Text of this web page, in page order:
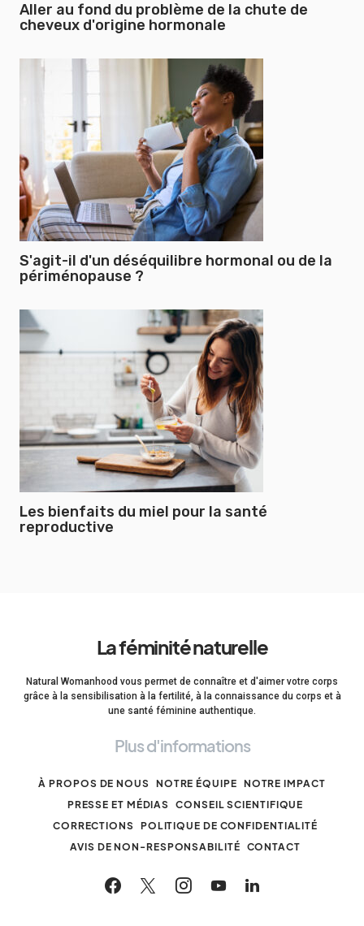
Aller au fond du problème de la chute de
cheveux d'origine hormonale
S'agit-il d'un déséquilibre hormonal ou de la
périménopause ?
Les bienfaits du miel pour la santé
reproductive
La féminité naturelle
Natural Womanhood vous permet de connaître et d'aimer votre corps
grâce à la sensibilisation à la fertilité, à la connaissance du corps et à
une santé féminine authentique.
Plus d'informations
À PROPOS DE NOUS NOTRE ÉQUIPE NOTRE IMPACT
PRESSE ET MÉDIAS
CONSEIL SCIENTIFIQUE
CORRECTIONS POLITIQUE DE CONFIDENTIALITÉ
AVIS DE NON-RESPONSABILITÉ CONTACT